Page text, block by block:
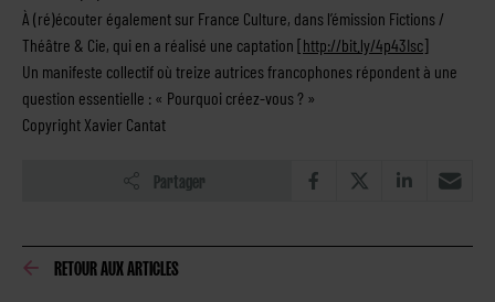
À (ré)écouter également sur France Culture, dans l’émission Fictions /
Théâtre & Cie, qui en a réalisé une captation [http://bit.ly/4p43Isc]
Un manifeste collectif où treize autrices francophones répondent à une
question essentielle : « Pourquoi créez-vous ? »
Copyright Xavier Cantat
Partager
RETOUR AUX ARTICLES